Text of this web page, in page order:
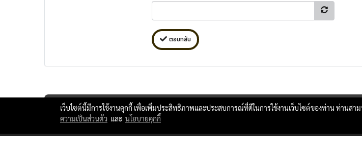
ตอบกลับ
เว็บไซต์นี้มีการใช้งานคุกกี้ เพื่อเพิ่มประสิทธิภาพและประสบการณ์ที่ดีในการใช้งานเว็บไซต์ของท่าน ท่านสา
ความเป็นส่วนตัว และ นโยบายคุกกี้